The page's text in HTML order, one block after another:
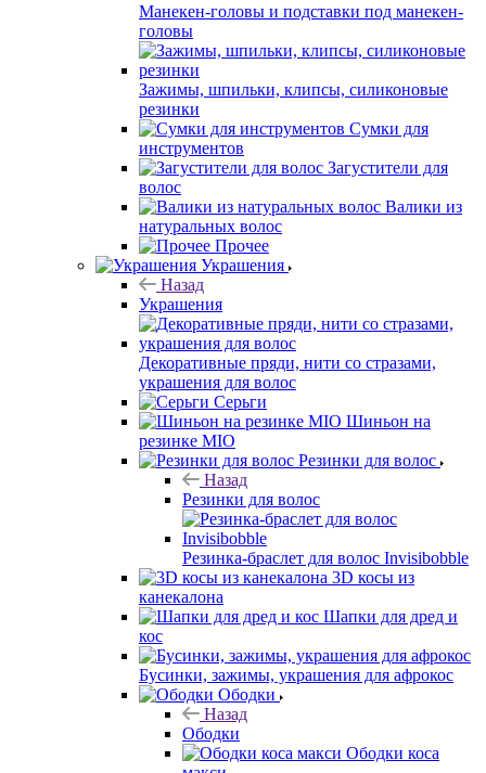
Манекен-головы и подставки под манекен-
головы
Зажимы, шпильки, клипсы, силиконовые
резинки
Сумки для
инструментов
Загустители для
волос
Валики из
натуральных волос
Прочее
Украшения
Назад
Украшения
Декоративные пряди, нити со стразами,
украшения для волос
Серьги
Шиньон на
резинке MIO
Резинки для волос
Назад
Резинки для волос
Резинка-браслет для волос Invisibobble
3D косы из
канекалона
Шапки для дред и
кос
Бусинки, зажимы, украшения для афрокос
Ободки
Назад
Ободки
Ободки коса